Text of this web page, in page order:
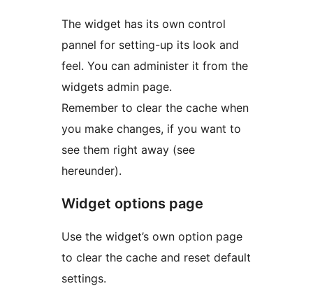
The widget has its own control
pannel for setting-up its look and
feel. You can administer it from the
widgets admin page.
Remember to clear the cache when
you make changes, if you want to
see them right away (see
hereunder).
Widget options page
Use the widget’s own option page
to clear the cache and reset default
settings.